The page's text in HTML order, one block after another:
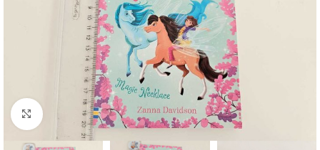
Faceți click pentru a mări